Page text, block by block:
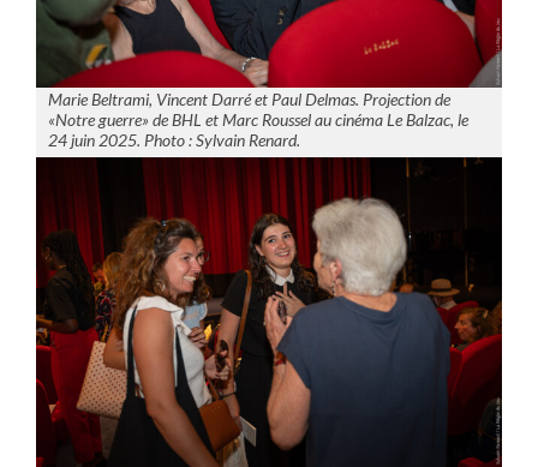
Marie Beltrami, Vincent Darré et Paul Delmas. Projection de
«Notre guerre» de BHL et Marc Roussel au cinéma Le Balzac, le
24 juin 2025. Photo : Sylvain Renard.